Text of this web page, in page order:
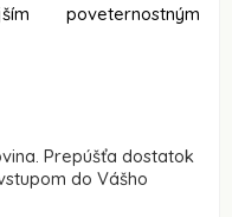
poveternostným
Prepúšťa dostatok
do Vášho